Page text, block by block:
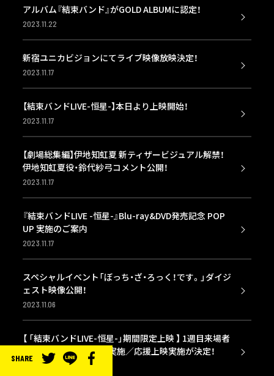
アルバム『結束バンド』がGOLD ALBUMに認定！
2023.11.22
新宿ユニカビジョンにてライブ映像放映決定！
2023.11.17
【結束バンドLIVE-恒星-】本日より上映開始！
2023.11.17
【劇場総集編】伊地知虹夏 新ティザービジュアル解禁！
伊地知虹夏役・鈴代紗弓コメント公開！
2023.11.17
『結束バンドLIVE -恒星-』Blu-ray&DVD発売記念 POP
UP 実施のご案内
2023.11.17
スペシャルイベント「ぼっち・ざ・ろっく！です。」ダイジ
ェスト映像公開！
2023.11.06
【 「結束バンドLIVE-恒星-」期間限定上映 】 1週目来場者
特典内容／舞台挨拶LV実施／応援上映実施が決定！
2023.11.06
SHARE